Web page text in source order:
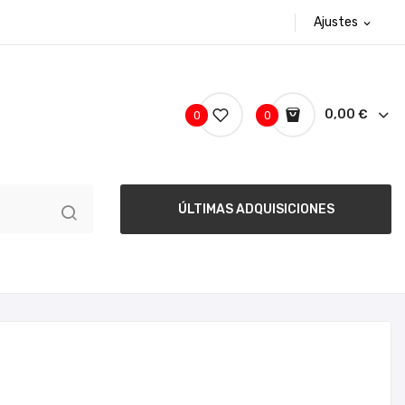
Ajustes expand_more
0 0,00 €
0
ÚLTIMAS ADQUISICIONES